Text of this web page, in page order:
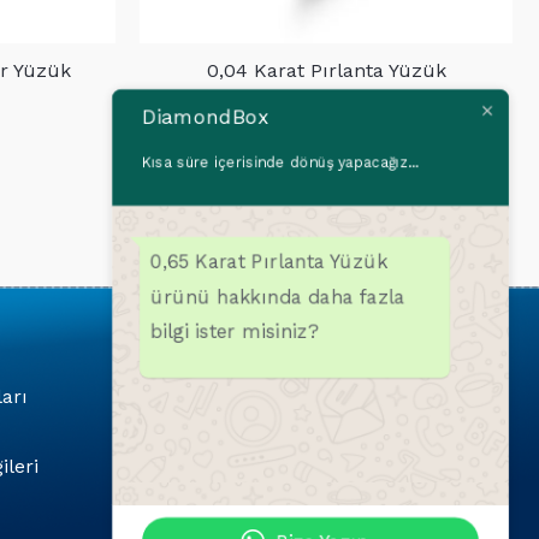
Yüzük 0,04 Karat Pırlanta Yüzük
520,00
Popüler Kategoriler
Pırlanta Yüzükler
DiamondBox
Kısa süre içerisinde dönüş yapacağız...
0,65 Karat Pırlanta Yüzük
ürünü hakkında daha fazla
bilgi ister misiniz?